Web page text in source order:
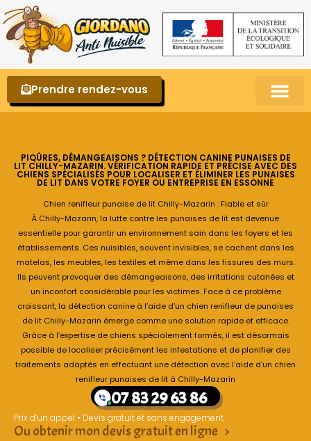
Prendre rendez-vous
PIQÛRES, DÉMANGEAISONS ? DÉTECTION CANINE PUNAISES DE
LIT CHILLY-MAZARIN. VÉRIFICATION RAPIDE ET PRÉCISE AVEC DES
CHIENS SPÉCIALISÉS POUR LOCALISER ET ÉLIMINER LES PUNAISES
DE LIT DANS VOTRE FOYER OU ENTREPRISE EN ESSONNE
Chien renifleur punaise de lit Chilly-Mazarin : Fiable et sûr
À Chilly-Mazarin, la lutte contre les punaises de lit est devenue
essentielle pour garantir un environnement sain dans les foyers et les
établissements. Ces nuisibles, souvent invisibles, se cachent dans les
matelas, les meubles, les textiles et même dans les fissures des murs.
Ils peuvent provoquer des démangeaisons, des irritations cutanées et
un inconfort considérable pour les victimes. Face à ce problème
croissant, la détection canine à l’aide d’un chien renifleur de punaises
de lit Chilly-Mazarin émerge comme une solution rapide et efficace.
Grâce à l’expertise de chiens spécialement formés, il est désormais
possible de localiser précisément les infestations et de planifier des
traitements adaptés en effectuant une détection avec l’aide d’un chien
renifleur punaises de lit à Chilly-Mazarin
07 83 29 63 86
Prix d’un appel • Devis gratuit et sans engagement
Ou obtenir mon devis gratuit en ligne >